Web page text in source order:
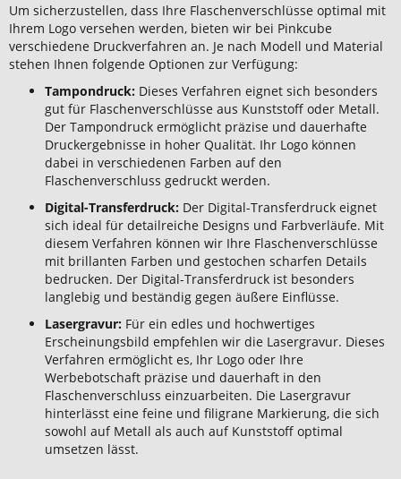
Um sicherzustellen, dass Ihre Flaschenverschlüsse optimal mit
Ihrem Logo versehen werden, bieten wir bei Pinkcube
verschiedene Druckverfahren an. Je nach Modell und Material
stehen Ihnen folgende Optionen zur Verfügung:
Tampondruck: Dieses Verfahren eignet sich besonders
gut für Flaschenverschlüsse aus Kunststoff oder Metall.
Der Tampondruck ermöglicht präzise und dauerhafte
Druckergebnisse in hoher Qualität. Ihr Logo können
dabei in verschiedenen Farben auf den
Flaschenverschluss gedruckt werden.
Digital-Transferdruck: Der Digital-Transferdruck eignet
sich ideal für detailreiche Designs und Farbverläufe. Mit
diesem Verfahren können wir Ihre Flaschenverschlüsse
mit brillanten Farben und gestochen scharfen Details
bedrucken. Der Digital-Transferdruck ist besonders
langlebig und beständig gegen äußere Einflüsse.
Lasergravur: Für ein edles und hochwertiges
Erscheinungsbild empfehlen wir die Lasergravur. Dieses
Verfahren ermöglicht es, Ihr Logo oder Ihre
Werbebotschaft präzise und dauerhaft in den
Flaschenverschluss einzuarbeiten. Die Lasergravur
hinterlässt eine feine und filigrane Markierung, die sich
sowohl auf Metall als auch auf Kunststoff optimal
umsetzen lässt.